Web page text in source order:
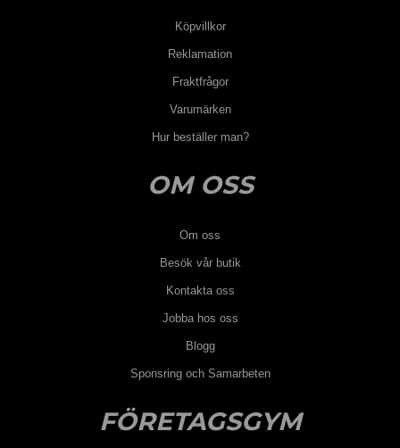
Köpvillkor
Reklamation
Fraktfrågor
Varumärken
Hur beställer man?
OM OSS
Om oss
Besök vår butik
Kontakta oss
Jobba hos oss
Blogg
Sponsring och Samarbeten
FÖRETAGSGYM